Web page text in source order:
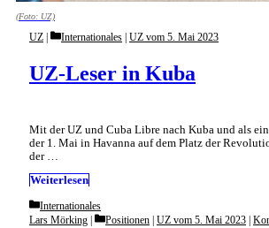
(Foto: UZ)
UZ-Leser in Kuba
UZ Categories
Internationales UZ vom 5. Mai 2023
Mit der UZ und Cuba Libre nach Kuba und als
der 1. Mai in Havanna auf dem Platz der
der …
Weiterlesen
Categories
Internationales
Lars Mörking Categories
Positionen UZ vom 5. Mai 2023